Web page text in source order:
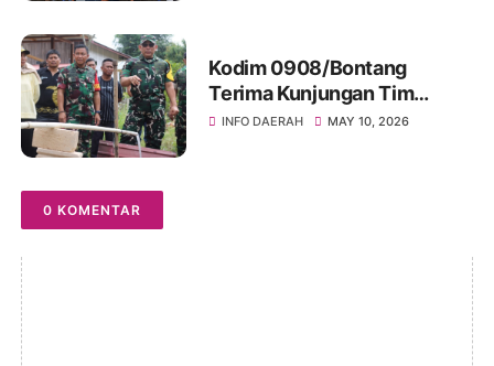
Kodim 0908/Bontang
Terima Kunjungan Tim
Wasev TMMD Ke-128 Tahun
INFO DAERAH MAY 10, 2026
0 KOMENTAR